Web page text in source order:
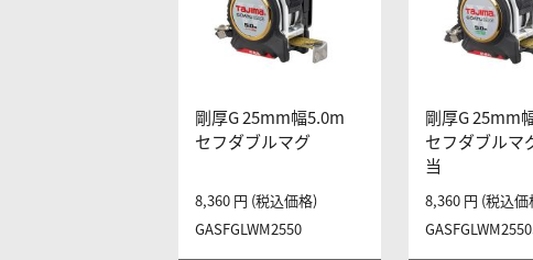
剛厚G 25mm幅5.0m
セフダブルマグ
GASFGLWM2550
8,360 円 (税込価格)
剛厚G 25mm
セフダブルマ
当
8,360 円 (税込価